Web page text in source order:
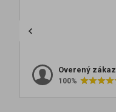
Overený
100%